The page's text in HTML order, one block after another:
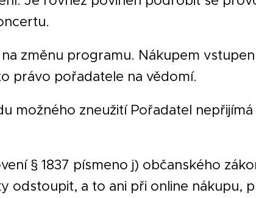
změnu programu. Nákupem
právo pořadatele na vědomí.
možného zneužití Pořadatel nepřijímá
§ 1837 písmeno j) občanského
odstoupit, a to ani při online nákupu,